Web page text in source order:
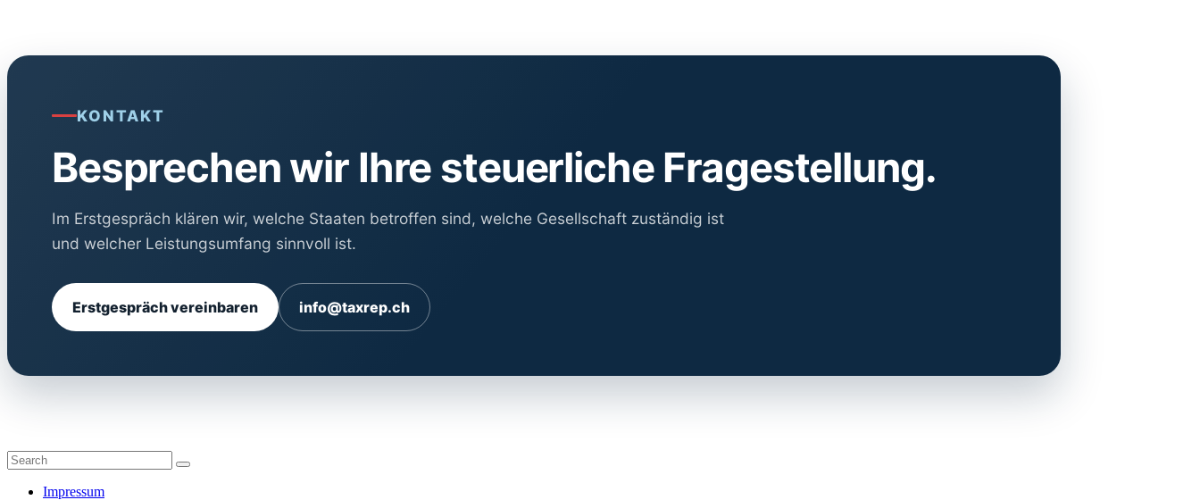
KONTAKT
Besprechen wir Ihre steuerliche Fragestellung.
Im Erstgespräch klären wir, welche Staaten betroffen sind, welche Gesellschaft zuständig ist
und welcher Leistungsumfang sinnvoll ist.
Erstgespräch vereinbaren info@taxrep.ch
Impressum